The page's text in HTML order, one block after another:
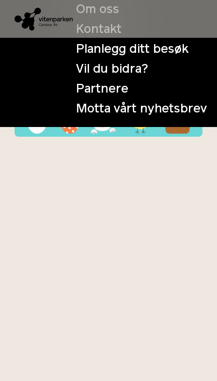
Om oss
Kontakt
Planlegg ditt besøk
Vil du bidra?
Partnere
Motta vårt nyhetsbrev
Påskejakt i
Vitenverden
9. April Tidspunkt: 12:00